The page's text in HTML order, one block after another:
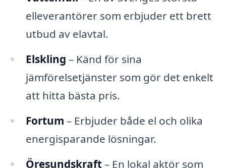
elleverantörer som erbjuder ett brett
utbud av elavtal.
Elskling – Känd för sina
jämförelsetjänster som gör det enkelt
att hitta bästa pris.
Fortum – Erbjuder både el och olika
energisparande lösningar.
Öresundskraft– En lokal aktör som